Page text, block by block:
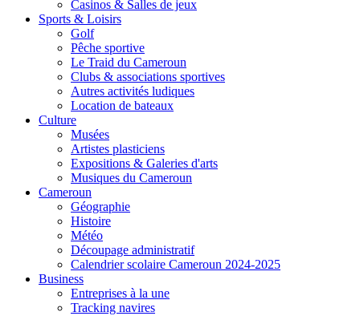
Casinos & Salles de jeux
Sports & Loisirs
Golf
Pêche sportive
Le Traid du Cameroun
Clubs & associations sportives
Autres activités ludiques
Location de bateaux
Culture
Musées
Artistes plasticiens
Expositions & Galeries d'arts
Musiques du Cameroun
Cameroun
Géographie
Histoire
Météo
Découpage administratif
Calendrier scolaire Cameroun 2024-2025
Business
Entreprises à la une
Tracking navires